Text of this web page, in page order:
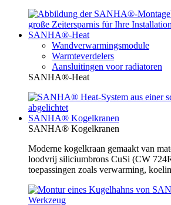
SANHA®-Heat
Wandverwarmingsmodule
Warmteverdelers
Aansluitingen voor radiatoren
SANHA®-Heat
SANHA® Kogelkranen
SANHA® Kogelkranen
Moderne kogelkraan gemaakt van
loodvrij siliciumbrons CuSi (CW
toepassingen zoals verwarming,